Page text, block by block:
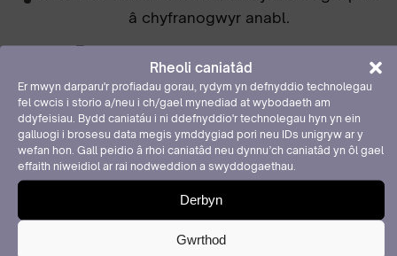
Rheoli caniatâd
Er mwyn darparu'r profiadau gorau, rydym yn defnyddio technolegau
fel cwcis i storio a/neu i ch/gael mynediad at wybodaeth am
ddyfeisiau. Bydd caniatáu i ni ddefnyddio'r technolegau hyn yn ein
galluogi i brosesu data megis ymddygiad pori neu IDs unigryw ar y
wefan hon. Gall peidio â rhoi caniatâd neu dynnu’ch caniatâd yn ôl gael
effaith niweidiol ar rai nodweddion a swyddogaethau.
Derbyn
Gwrthod
â chyfranogwyr anabl.
Mae7o’r rhain wedi cael eu dyrannu i grwpiau
sydd yn cynnwys cyfranogwyr o dan anfantais
gymdeithasol.
Mae9o’r rhain wedi cael eu dyrannu i grwpiau
sydd yn cynnwys pobl ifanc.